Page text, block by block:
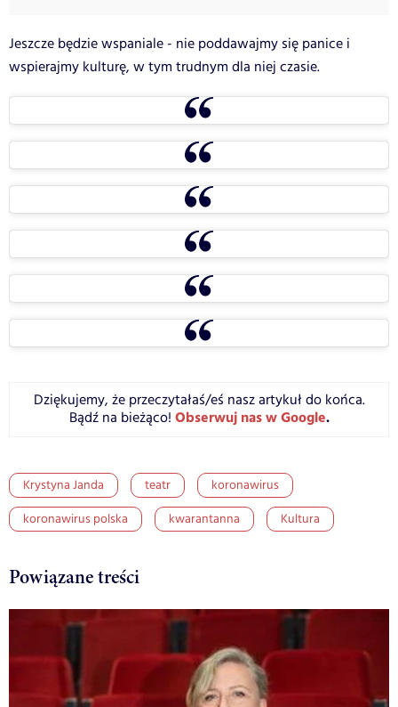
Jeszcze będzie wspaniale - nie poddawajmy się panice i
wspierajmy kulturę, w tym trudnym dla niej czasie.
Dziękujemy, że przeczytałaś/eś nasz artykuł do końca.
Bądź na bieżąco! Obserwuj nas w Google.
Krystyna Janda teatr
koronawirus
koronawirus polska
kwarantanna Kultura
Powiązane treści